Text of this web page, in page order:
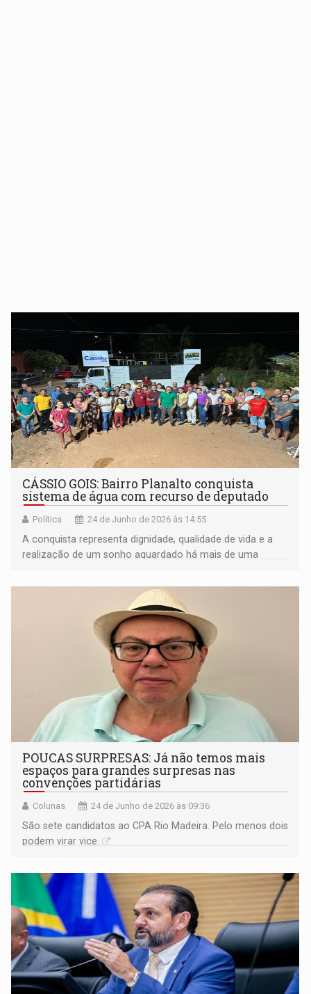
CÁSSIO GOIS: Bairro Planalto conquista
sistema de água com recurso de deputado
Política 24 de Junho de 2026 às 14:55
A conquista representa dignidade, qualidade de vida e a
realização de um sonho aguardado há mais de uma
POUCAS SURPRESAS: Já não temos mais
espaços para grandes surpresas nas
convenções partidárias
Colunas 24 de Junho de 2026 às 09:36
São sete candidatos ao CPA Rio Madeira. Pelo menos dois
podem virar vice.